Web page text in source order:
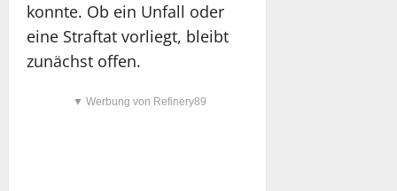
konnte. Ob ein Unfall oder
eine Straftat vorliegt, bleibt
zunächst offen.
▼ Werbung von Refinery89